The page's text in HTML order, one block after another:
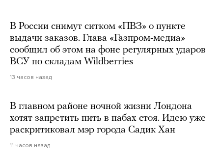
В России снимут ситком «ПВЗ» о пункте
выдачи заказов. Глава «Газпром-медиа»
сообщил об этом на фоне регулярных ударов
ВСУ по складам Wildberries
13 часов назад
В главном районе ночной жизни Лондона
хотят запретить пить в пабах стоя. Идею уже
раскритиковал мэр города Садик Хан
11 часов назад